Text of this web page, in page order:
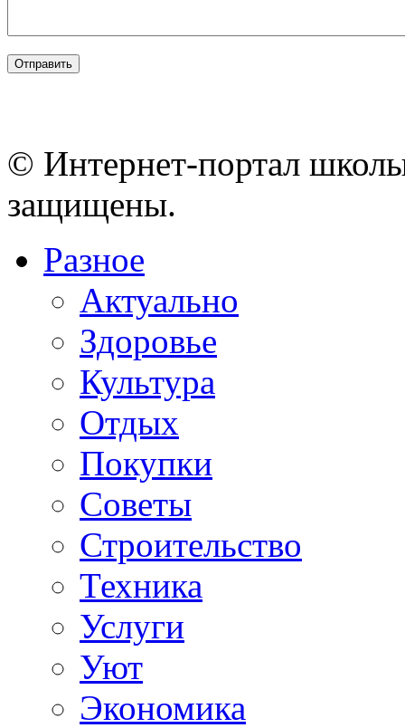
© Интернет-портал
защищены.
Разное
Актуально
Здоровье
Культура
Отдых
Покупки
Советы
Строительство
Техника
Услуги
Уют
Экономика